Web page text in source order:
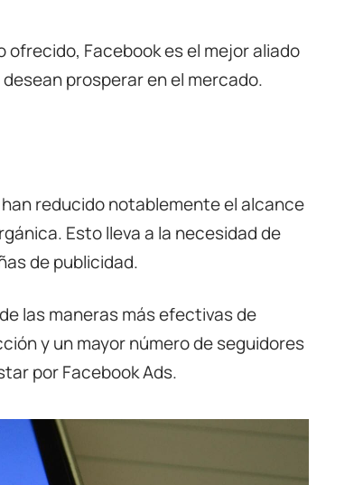
Facebook es el mejor aliado
prosperar en el mercado.
reducido notablemente el alcance
Esto lleva a la necesidad de
de publicidad.
las maneras más efectivas de
y un mayor número de seguidores
por Facebook Ads.